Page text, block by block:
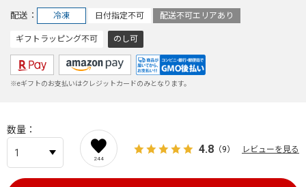
配送 冷凍 日付指定不可 配送不可エリアあり
ギフトラッピング不可 のし可
※eギフトのお支払いはクレジットカードのみとなります。
数量
244
4.8 （9） レビューを見る